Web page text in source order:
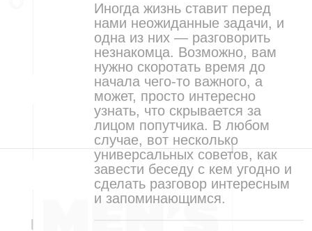
Иногда жизнь ставит перед
нами неожиданные задачи, и
одна из них — разговорить
незнакомца. Возможно, вам
нужно скоротать время до
начала чего-то важного, а
может, просто интересно
узнать, что скрывается за
лицом попутчика. В любом
случае, вот несколько
универсальных советов, как
завести беседу с кем угодно и
сделать разговор интересным
и запоминающимся.